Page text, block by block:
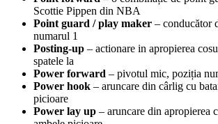
Scottie Pippen din NBA
Point guard / play maker – conducător
numarul 1
Posting-up – actionare in apropierea
spatele la
Power forward – pivotul mic, poziția
Power hook – aruncare din cârlig cu
picioare
Power lay up – aruncare din apropierea